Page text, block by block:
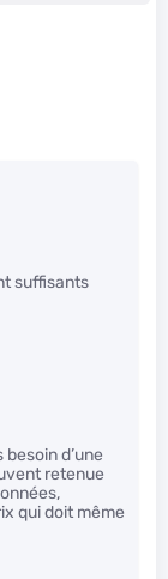
suffisants
d’une
retenue
qui doit même